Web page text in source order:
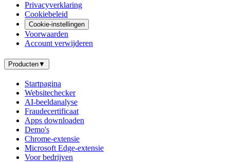
Privacyverklaring
Cookiebeleid
Cookie-instellingen
Voorwaarden
Account verwijderen
Producten▼
Startpagina
Websitechecker
AI-beeldanalyse
Fraudecertificaat
Apps downloaden
Demo's
Chrome-extensie
Microsoft Edge-extensie
Voor bedrijven